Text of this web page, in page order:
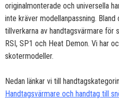
originalmonterade och universella
inte kräver modellanpassning. Bland
tillverkarna av handtagsvärmare för
RSI, SP1 och Heat Demon. Vi har
skotermodeller.
Nedan länkar vi till
Handtagsvärmare och handtag till